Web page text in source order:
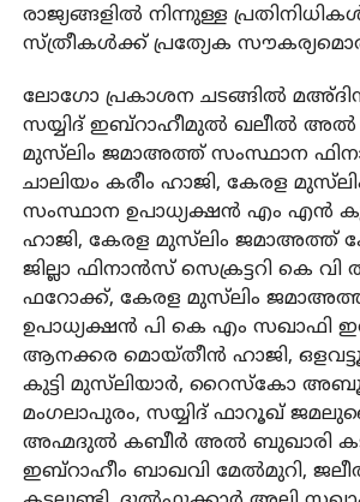
രാജ്യങ്ങളില്‍ നിന്നുള്ള
സ്ത്രീകള്‍ക്ക് പ്രത്യേക
ലോഗോ പ്രകാശന ചടങ്ങില്‍
സയ്യിദ് ഇബ്‌റാഹീമുല്‍ ഖലീല്‍ അല്‍
മുസ്‌ലിം ജമാഅത്ത് സംസ്ഥാന
ചാലിയം കരീം ഹാജി, കേരള
സംസ്ഥാന ഉപാധ്യക്ഷന്‍ എം എന്‍
ഹാജി, കേരള മുസ്‌ലിം ജമാഅത്ത്
ജില്ലാ ഫിനാന്‍സ് സെക്രട്ടറി കെ
ഫറോക്ക്, കേരള മുസ്‌ലിം ജമാഅത്ത്
ഉപാധ്യക്ഷന്‍ പി കെ എം സഖാഫി
ആനക്കര മൊയ്തീന്‍ ഹാജി,
കുട്ടി മുസ്‌ലിയാര്‍, റൈസ്‌കോ
മംഗലാപുരം, സയ്യിദ് ഫാറൂഖ്
അഹ്മദുല്‍ കബീര്‍ അല്‍ ബുഖാരി
ഇബ്‌റാഹീം ബാഖവി മേല്‍മുറി,